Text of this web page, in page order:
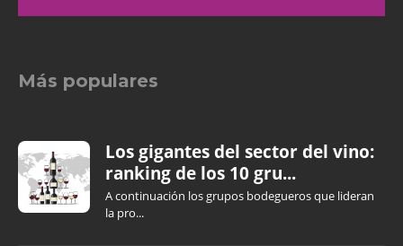
Más populares
Los gigantes del sector del vino:
ranking de los 10 gru...
A continuación los grupos bodegueros que lideran
la pro...